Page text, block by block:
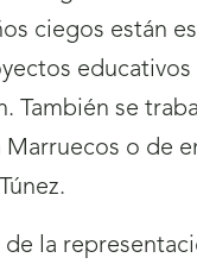
ciegos están
educativos
También se
Marruecos o de
la